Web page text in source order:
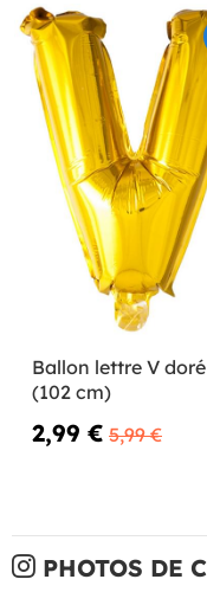
Ballon lettre V doré
(102 cm)
2,99 € 5,99 €
PHOTOS DE